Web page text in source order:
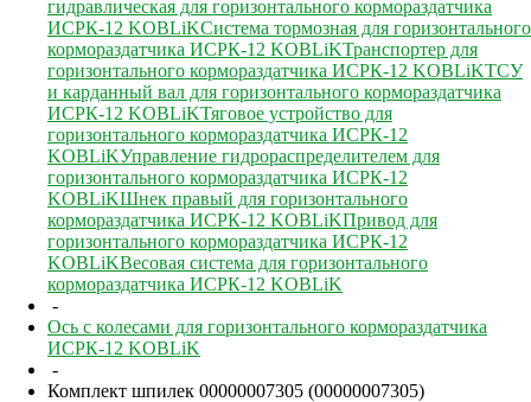
гидравлическая для горизонтального кормораздатчика
ИСРК-12 KOBLiKСистема тормозная для горизонтального
кормораздатчика ИСРК-12 KOBLiKТранспортер для
горизонтального кормораздатчика ИСРК-12 KOBLiKТСУ
и карданный вал для горизонтального кормораздатчика
ИСРК-12 KOBLiKТяговое устройство для
горизонтального кормораздатчика ИСРК-12
KOBLiKУправление гидрораспределителем для
горизонтального кормораздатчика ИСРК-12
KOBLiKШнек правый для горизонтального
кормораздатчика ИСРК-12 KOBLiKПривод для
горизонтального кормораздатчика ИСРК-12
KOBLiKВесовая система для горизонтального
кормораздатчика ИСРК-12 KOBLiK
-
Ось с колесами для горизонтального кормораздатчика
ИСРК-12 KOBLiK
-
Комплект шпилек 00000007305 (00000007305)